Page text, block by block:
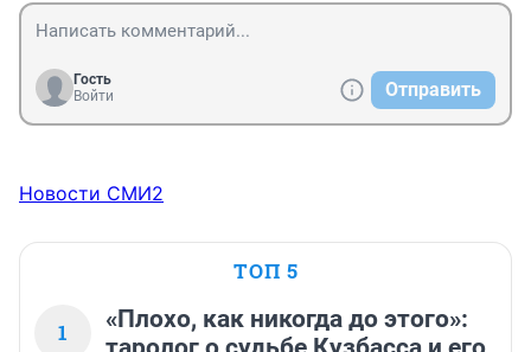
Гость
Войти
Отправить
Новости СМИ2
ТОП 5
1
«Плохо, как никогда до этого»: